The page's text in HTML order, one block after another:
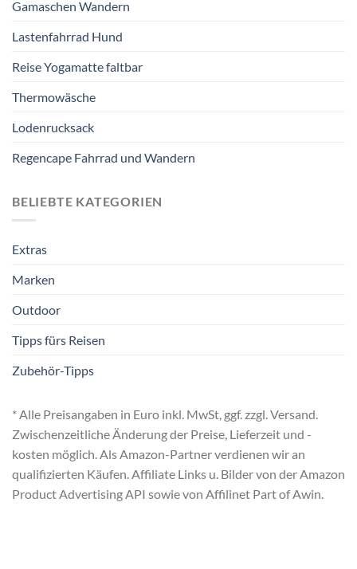
Gamaschen Wandern
Lastenfahrrad Hund
Reise Yogamatte faltbar
Thermowäsche
Lodenrucksack
Regencape Fahrrad und Wandern
BELIEBTE KATEGORIEN
Extras
Marken
Outdoor
Tipps fürs Reisen
Zubehör-Tipps
* Alle Preisangaben in Euro inkl. MwSt, ggf. zzgl. Versand.
Zwischenzeitliche Änderung der Preise, Lieferzeit und -
kosten möglich. Als Amazon-Partner verdienen wir an
qualifizierten Käufen. Affiliate Links u. Bilder von der Amazon
Product Advertising API sowie von Affilinet Part of Awin.